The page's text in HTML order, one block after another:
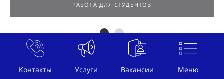
Контакты Услуги Вакансии Меню
РАБОТА ДЛЯ СТУДЕНТОВ